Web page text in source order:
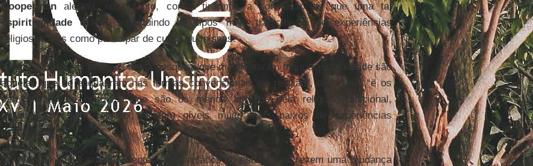
Coopermanalertou, no entanto, contra tirarmos a conclusão de que uma tal
espiritualidadeesteja substituindo os tipos mais tradicionais de experiências
religiosas, tais como participar de cultos ou missas.
“Pelo contrário, as pessoas nesta pesquisa que manifestaram mais espiritualidade são
aquelas que se enquadram nas formas convencionais de religião”, disse ele, “e os
participantes da pesquisa que são os menos atraídos pela religião tradicional,
incluindo os ‘sem religião’, relatam níveis muito mais baixos de experiências
espirituais”.
Os números mais surpreendentes apresentados no estudo descrevem uma mudança